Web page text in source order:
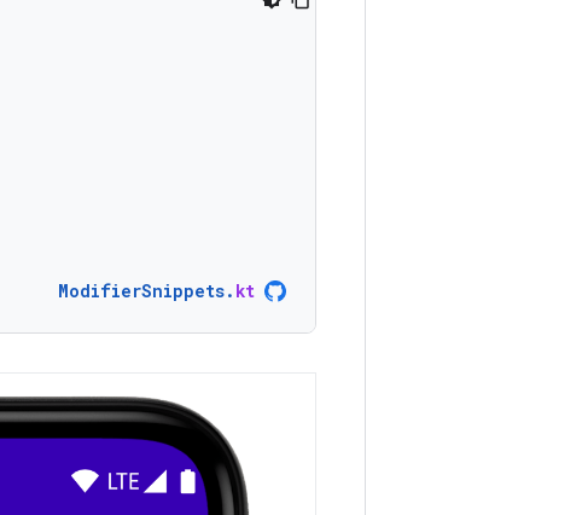
ModifierSnippets. kt